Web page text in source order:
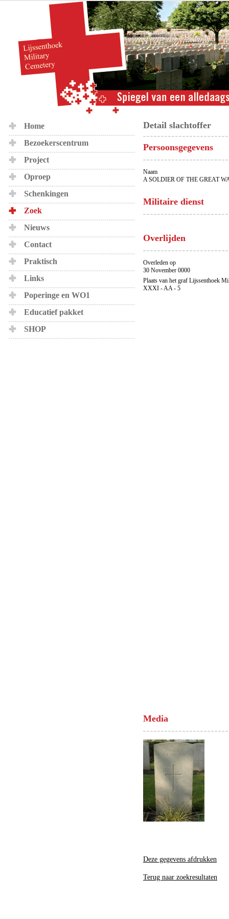
Home
Bezoekerscentrum
Project
Oproep
Schenkingen
Zoek
Nieuws
Contact
Praktisch
Links
Poperinge en WO1
Educatief pakket
SHOP
Detail slachtoffer
Persoonsgegevens
Naam
A SOLDIER OF THE GREAT
Militaire dienst
Overlijden
Overleden op
30 November 0000
Plaats van het graf Lijssenthoek
XXXI - AA - 5
Media
Deze gegevens afdrukken
Terug naar zoekresultaten